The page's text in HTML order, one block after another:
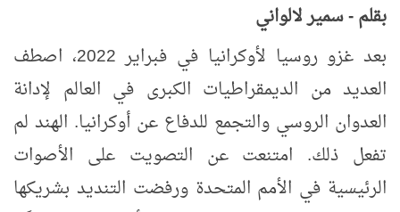
بقلم - سمير لالواني
بعد غزو روسيا لأوكرانيا في فبراير 2022، اصطف
العديد من الديمقراطيات الكبرى في العالم لإدانة
العدوان الروسي والتجمع للدفاع عن أوكرانيا. الهند لم
تفعل ذلك. امتنعت عن التصويت على الأصوات
الرئيسية في الأمم المتحدة ورفضت التنديد بشريكها